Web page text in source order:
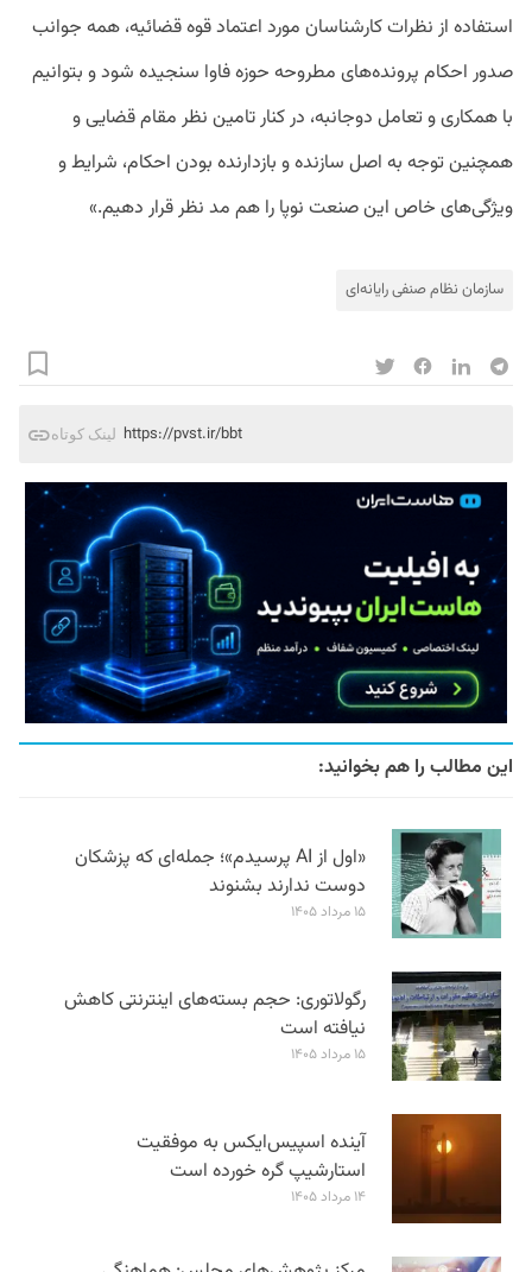
استفاده از نظرات کارشناسان مورد اعتماد قوه قضائیه، همه جوانب
صدور احکام پرونده‌های مطروحه حوزه فاوا سنجیده شود و بتوانیم
با همکاری و تعامل دوجانبه، در کنار تامین نظر مقام قضایی و
همچنین توجه به اصل سازنده و بازدارنده بودن احکام، شرایط و
ویژگی‌های خاص این صنعت نوپا را هم مد نظر قرار دهیم.»
سازمان نظام صنفی رایانه‌ای
لینک کوتاه https://pvst.ir/bbt
این مطالب را هم بخوانید:
«اول از AI پرسیدم»؛ جمله‌ای که پزشکان
دوست ندارند بشنوند
۱۵ مرداد ۱۴۰۵
رگولاتوری: حجم بسته‌های اینترنتی کاهش
نیافته است
۱۵ مرداد ۱۴۰۵
آینده اسپیس‌ایکس به موفقیت
استارشیپ گره خورده است
۱۴ مرداد ۱۴۰۵